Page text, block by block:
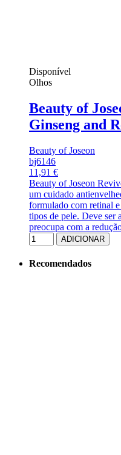
Disponível
Olhos
Beauty of
Ginseng and
Beauty of Joseon
bj6146
11,91 €
Beauty of Joseon
um cuidado
formulado com retinal
tipos de pele. Deve ser
preocupa com a
ADICIONAR
Recomendados